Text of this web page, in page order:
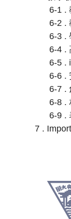
6-1 .
6-2 .
6-3 .
6-4 .
6-5 .
6-6 .
6-7 .
6-8 .
6-9 .
7 .